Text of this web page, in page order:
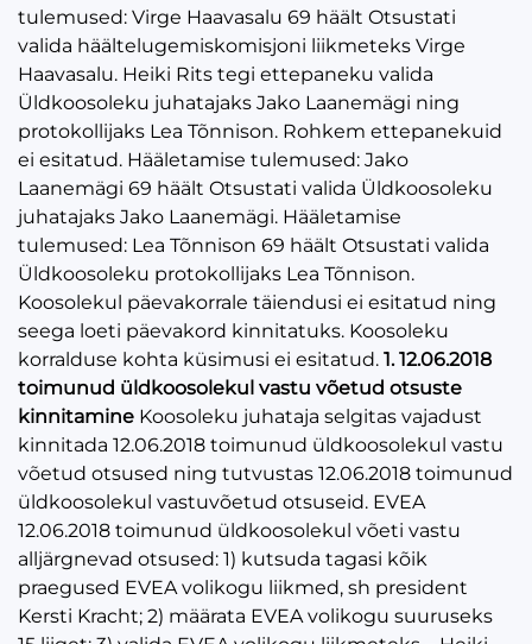
tulemused: Virge Haavasalu 69 häält Otsustati
valida häältelugemiskomisjoni liikmeteks Virge
Haavasalu. Heiki Rits tegi ettepaneku valida
Üldkoosoleku juhatajaks Jako Laanemägi ning
protokollijaks Lea Tõnnison. Rohkem ettepanekuid
ei esitatud. Hääletamise tulemused: Jako
Laanemägi 69 häält Otsustati valida Üldkoosoleku
juhatajaks Jako Laanemägi. Hääletamise
tulemused: Lea Tõnnison 69 häält Otsustati valida
Üldkoosoleku protokollijaks Lea Tõnnison.
Koosolekul päevakorrale täiendusi ei esitatud ning
seega loeti päevakord kinnitatuks. Koosoleku
korralduse kohta küsimusi ei esitatud. 1. 12.06.2018
toimunud üldkoosolekul vastu võetud otsuste
kinnitamine Koosoleku juhataja selgitas vajadust
kinnitada 12.06.2018 toimunud üldkoosolekul vastu
võetud otsused ning tutvustas 12.06.2018 toimunud
üldkoosolekul vastuvõetud otsuseid. EVEA
12.06.2018 toimunud üldkoosolekul võeti vastu
alljärgnevad otsused: 1) kutsuda tagasi kõik
praegused EVEA volikogu liikmed, sh president
Kersti Kracht; 2) määrata EVEA volikogu suuruseks